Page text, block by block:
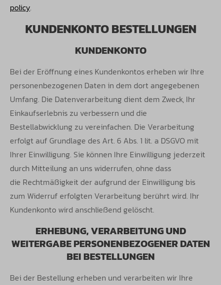
policy.
KUNDENKONTO BESTELLUNGEN
KUNDENKONTO
Bei der Eröffnung eines Kundenkontos erheben wir Ihre
personenbezogenen Daten in dem dort angegebenen
Umfang. Die Datenverarbeitung dient dem Zweck, Ihr
Einkaufserlebnis zu verbessern und die
Bestellabwicklung zu vereinfachen. Die Verarbeitung
erfolgt auf Grundlage des Art. 6 Abs. 1 lit. a DSGVO mit
Ihrer Einwilligung. Sie können Ihre Einwilligung jederzeit
durch Mitteilung an uns widerrufen, ohne dass
die Rechtmäßigkeit der aufgrund der Einwilligung bis
zum Widerruf erfolgten Verarbeitung berührt wird. Ihr
Kundenkonto wird anschließend gelöscht.
ERHEBUNG, VERARBEITUNG UND
WEITERGABE PERSONENBEZOGENER DATEN
BEI BESTELLUNGEN
Bei der Bestellung erheben und verarbeiten wir Ihre